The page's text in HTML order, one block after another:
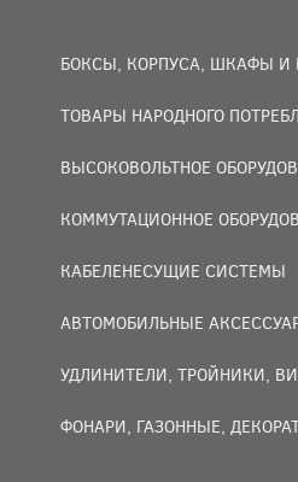
БОКСЫ, КОРПУСА, ШКАФЫ
ТОВАРЫ НАРОДНОГО
ВЫСОКОВОЛЬТНОЕ
КОММУТАЦИОННОЕ
КАБЕЛЕНЕСУЩИЕ СИСТЕМЫ
АВТОМОБИЛЬНЫЕ
УДЛИНИТЕЛИ, ТРОЙНИКИ,
ФОНАРИ, ГАЗОННЫЕ,